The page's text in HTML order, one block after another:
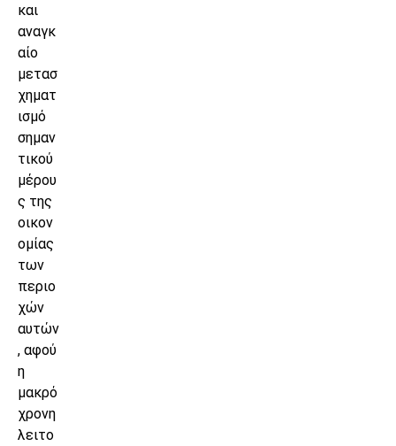
και
αναγκ
αίο
μετασ
χηματ
ισμό
σημαν
τικού
μέρου
ς της
οικον
ομίας
των
περιο
χών
αυτών
, αφού
η
μακρό
χρονη
λειτο